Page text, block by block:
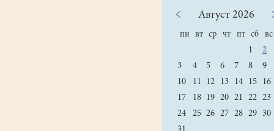
Август 2026
пн вт ср чт пт сб вс
1
2
3
4 5 6 7 8
9
10
11 12 13 14 15
16
17
18 19 20 21 22 23
24
25 26 27 28 29
30